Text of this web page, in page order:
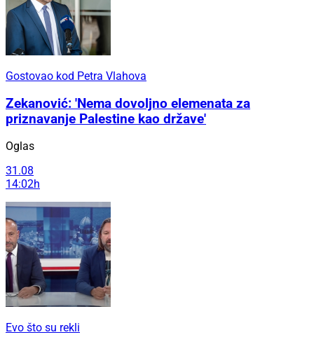
Gostovao kod Petra Vlahova
Zekanović: 'Nema dovoljno elemenata za
priznavanje Palestine kao države'
Oglas
31.08
14:02h
Evo što su rekli